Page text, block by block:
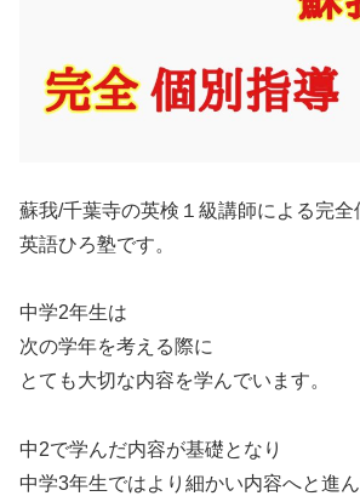
蘇我/千葉寺の英検１級講師による完全
英語ひろ塾です。
中学2年生は
次の学年を考える際に
とても大切な内容を学んでいます。
中2で学んだ内容が基礎となり
中学3年生ではより細かい内容へと進ん